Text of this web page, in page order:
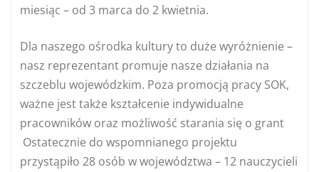
miesiąc – od 3 marca do 2 kwietnia.
Dla naszego ośrodka kultury to duże wyróżnienie –
nasz reprezentant promuje nasze działania na
szczeblu wojewódzkim. Poza promocją pracy SOK,
ważne jest także kształcenie indywidualne
pracowników oraz możliwość starania się o grant
Ostatecznie do wspomnianego projektu
przystąpiło 28 osób w województwa – 12 nauczycieli